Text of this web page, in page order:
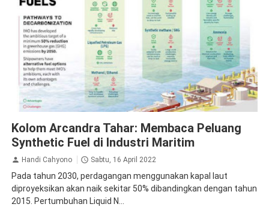
Kolom Arcandra Tahar: Membaca Peluang
Synthetic Fuel di Industri Maritim
Handi Cahyono Sabtu, 16 April 2022
Pada tahun 2030, perdagangan menggunakan kapal laut
diproyeksikan akan naik sekitar 50% dibandingkan dengan tahun
2015. Pertumbuhan Liquid N...